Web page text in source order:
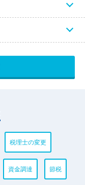
税理士の変更
資金調達 節税